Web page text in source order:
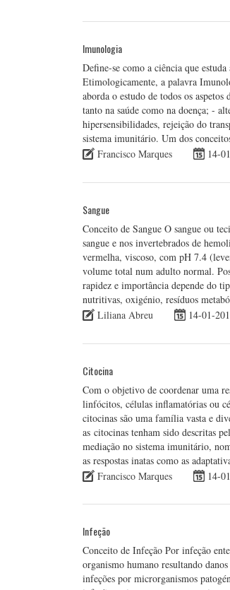
Imunologia
Define-se como a ciência que
Etimologicamente, a palavra
aborda o estudo de todos os
tanto na saúde como na doença; -
hipersensibilidades, rejeição do
sistema imunitário. Um dos
Francisco Marques
14-
Sangue
Conceito de Sangue O sangue ou
sangue e nos invertebrados de
vermelha, viscoso, com pH 7.4
volume total num adulto normal.
rapidez e importância depende do
nutritivas, oxigénio, resíduos
Liliana Abreu
14-01-
Citocina
Com o objetivo de coordenar uma
linfócitos, células inflamatórias ou
citocinas são uma família vasta e
as citocinas tenham sido descritas
mediação no sistema imunitário,
as respostas inatas como as
Francisco Marques
14-
Infeção
Conceito de Infeção Por infeção
organismo humano resultando
infeções por microrganismos